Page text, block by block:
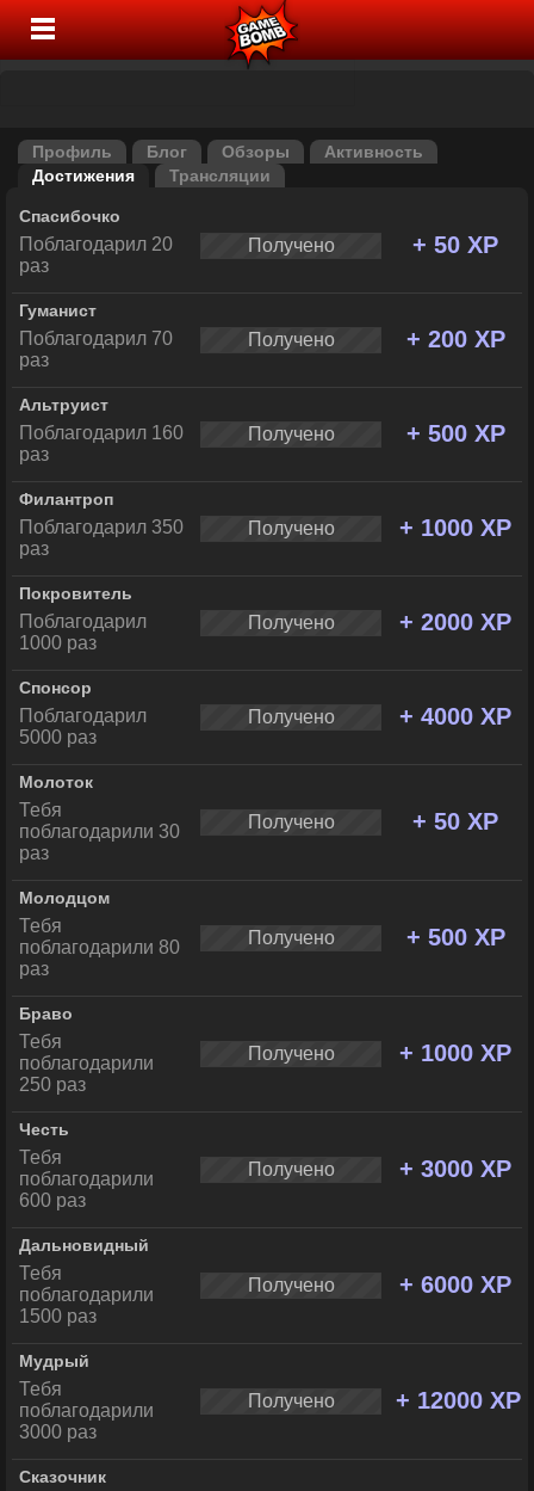
Профиль Блог Обзоры
Активность
Достижения
Трансляции
Спасибочко
Поблагодарил 20
раз
Получено + 50 XP
Гуманист
Поблагодарил 70
раз
Получено + 200 XP
Альтруист
Поблагодарил 160
раз
Получено + 500 XP
Филантроп
Поблагодарил 350
раз
Получено + 1000 XP
Покровитель
Поблагодарил
1000 раз
Получено + 2000 XP
Спонсор
Поблагодарил
5000 раз
Получено + 4000 XP
Молоток
Тебя
поблагодарили 30
раз
Получено + 50 XP
Молодцом
Тебя
поблагодарили 80
раз
Получено + 500 XP
Браво
Тебя
поблагодарили
250 раз
Получено + 1000 XP
Честь
Тебя
поблагодарили
600 раз
Получено + 3000 XP
Дальновидный
Тебя
поблагодарили
1500 раз
Получено + 6000 XP
Мудрый
Тебя
поблагодарили
3000 раз
Получено + 12000 XP
Сказочник